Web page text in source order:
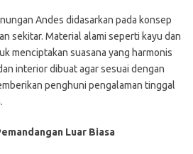
Andes didasarkan pada konsep
sekitar. Material alami seperti kayu dan
menciptakan suasana yang harmonis
interior dibuat agar sesuai dengan
penghuni pengalaman tinggal
Luar Biasa